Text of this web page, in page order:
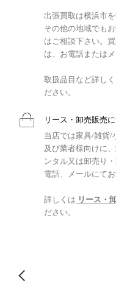
出張買取は横浜市
その他の地域でも
はご相談下さい。
は、お電話または
取扱品目など詳し
ださい。
リース・卸売販売
当店では家具/雑貨/
及び業者様向けに
ンタル又は卸売り
電話、メールにて
詳しくは リース・
ださい。